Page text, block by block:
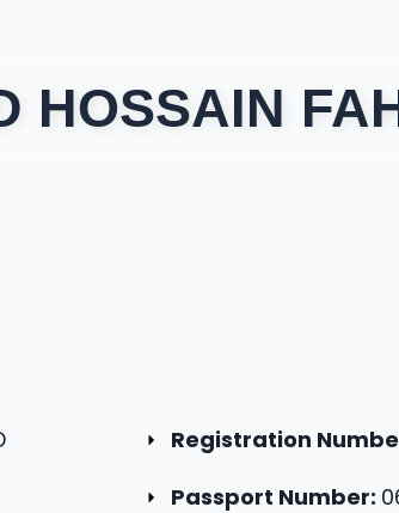
HOSSAIN
Registration
Passport Number: